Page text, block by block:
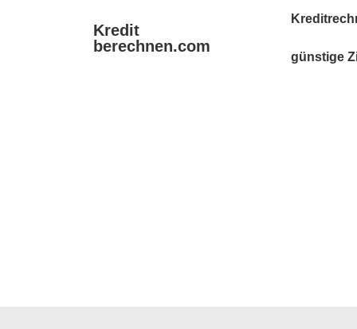
Kredit
berechnen.com
Main
günstige